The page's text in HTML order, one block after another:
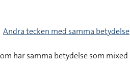
Andra tecken med samma betydelse
har samma betydelse som mixed